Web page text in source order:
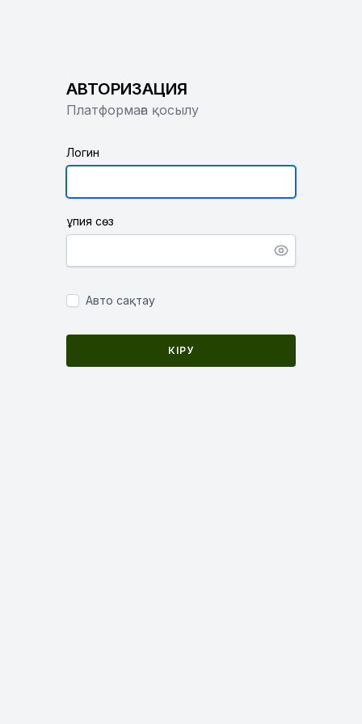
АВТОРИЗАЦИЯ
Платформаға қосылу
Логин
Құпия сөз
Авто сақтау
КІРУ